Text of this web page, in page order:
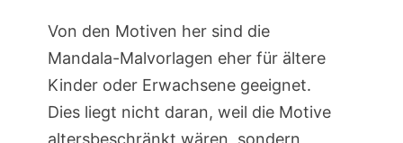
Von den Motiven her sind die
Mandala-Malvorlagen eher für ältere
Kinder oder Erwachsene geeignet.
Dies liegt nicht daran, weil die Motive